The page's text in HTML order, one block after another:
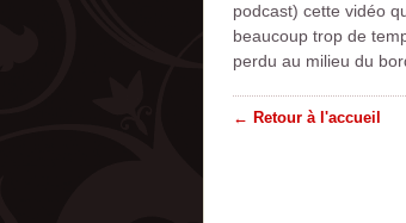
podcast) cette vidéo
beaucoup trop de
perdu au milieu du
← Retour à l'accueil